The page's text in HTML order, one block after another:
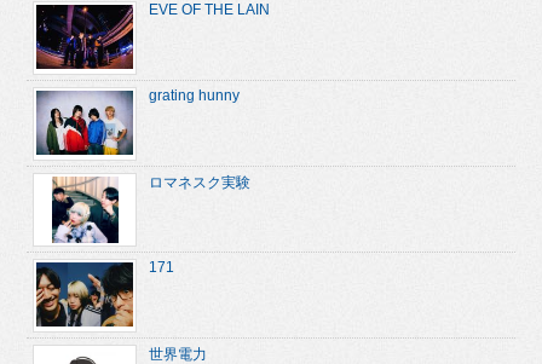
EVE OF THE LAIN
grating hunny
ロマネスク実験
171
世界電力